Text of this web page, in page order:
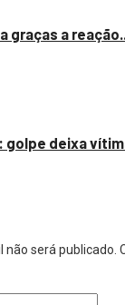
graças a
golpe deixa
será publicado.